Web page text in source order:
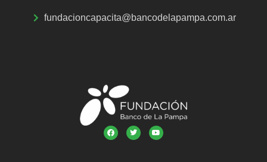
fundacioncapacita@bancodelapampa.com.ar